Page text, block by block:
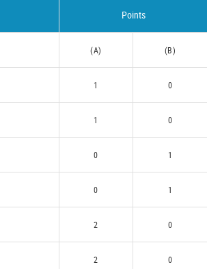
Points
(A) (B)
1 0
1 0
0 1
0 1
2 0
2 0